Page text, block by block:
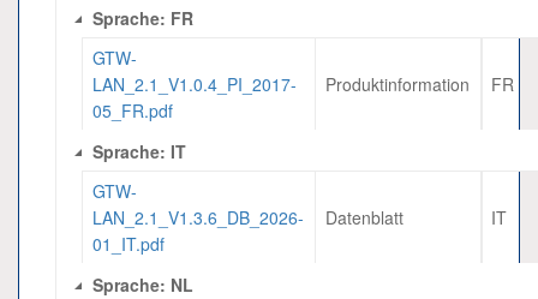
Sprache: FR
GTW-
LAN_2.1_V1.0.4_PI_2017-
05_FR.pdf
Produktinformation FR
Sprache: IT
GTW-
LAN_2.1_V1.3.6_DB_2026-
01_IT.pdf
Datenblatt IT
Sprache: NL